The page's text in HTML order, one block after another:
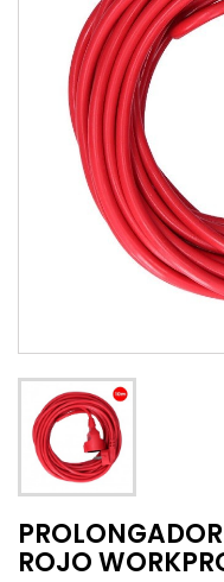
ROJO